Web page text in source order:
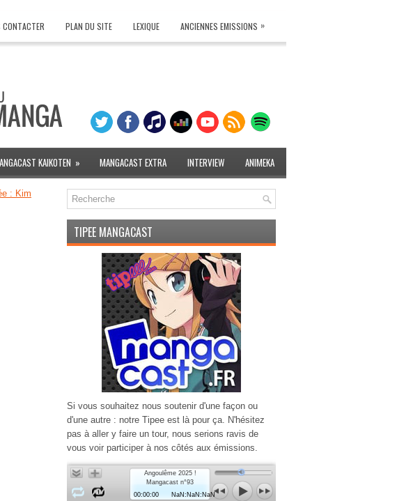
CONTACTER PLAN DU SITE LEXIQUE ANCIENNES EMISSIONS »
KAIKOTEN » MANGACAST EXTRA INTERVIEW ANIMEKA
: Kim
TIPEE MANGACAST
Si vous souhaitez nous soutenir d'une façon ou
d'une autre : notre Tipee est là pour ça. N'hésitez
pas à aller y faire un tour, nous serions ravis de
vous voir participer à nos côtés aux émissions.
Angoulême 2025 !
Mangacast n°93
00:00:00
NaN:NaN:NaN